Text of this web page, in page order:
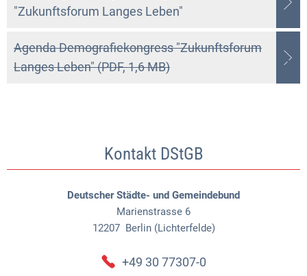
"Zukunftsforum Langes Leben"
Agenda Demografiekongress "Zukunftsforum
Langes Leben" (PDF, 1,6 MB)
Kontakt DStGB
Deutscher Städte- und Gemeindebund
Marienstrasse 6
12207 Berlin (Lichterfelde)
+49 30 77307-0